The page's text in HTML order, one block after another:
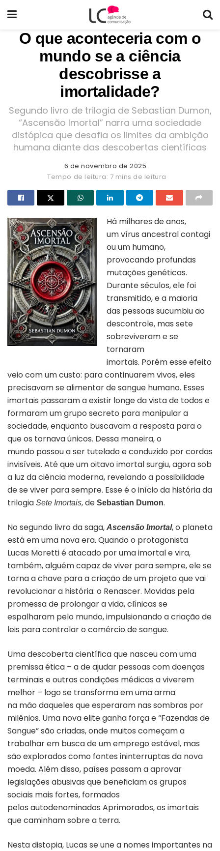
O que aconteceria com o
mundo se a ciência
descobrisse a
imortalidade?
Segundo livro de trilogia de Sebastian Dumon,
“Ascensão Imortal” narra uma sociedade
distópica que desafia os limites da ambição
humana diante das descobertas científicas
6 de novembro de 2025
Tempo de leitura: 7 mins de leitura
Há milhares de anos,
um vírus ancestralcontagi
ouum humano,
provocando profundas
mutações genéticas.
Durante séculos, ele foi
transmitido, e a maioria
das pessoas sucumbiu ao
descontrole, mas sete
sobreviveram e se
tornaram
imortais. Porém esse efeito
veio com um custo: para continuarem vivos, eles
precisavam se alimentar de sangue humano. Esses
imortais passaram a existir longe da vista de todos e
formaram um grupo secreto para manipular a
sociedade, enquanto buscavam a resposta para o
que os tornava únicos. Dessa maneira, o
mundo passou a ser tutelado e conduzido por cordas
invisíveis. Atéqueum oitavo imortal surgiu, agora sob
a luz da ciência moderna, revelando a possibilidade
de se viver para sempre. Esse é o início da história da
trilogia Sete Imortais, de Sebastian Dumon.
No segundo livro da saga, Ascensão Imortal, o planeta
está em uma nova era. Quando o protagonista
Lucas Morettié atacado por uma imortal e vira,
também, alguém capaz de viver para sempre, ele se
torna a chave para a criação de um projeto que vai
revolucionar a história: o Renascer. Movidas pela
promessa de prolongar a vida, clínicas se
espalharam pelo mundo, impulsionando a criação de
leis para controlar o comércio de sangue.
Uma descoberta científica que nasceu com uma
premissa ética – a de ajudar pessoas com doenças
terminais e outras condições médicas a viverem
melhor – logo se transforma em uma arma
na mão daqueles que esperaram nas sombras por
milênios. Uma nova elite ganha força e“Fazendas de
Sangue” são criadas, onde muitos começam a
trabalhar em busca de um emprego estável, mas
são explorados como fontes ininterruptas da nova
moeda. Além disso, países passam a aprovar
legislações abusivas que beneficiam os grupos
sociais mais fortes, formados
pelos autodenominados Aprimorados, os imortais
que caminham sobre a terra.
Nesta distopia, Lucas se une a nomes importantes na